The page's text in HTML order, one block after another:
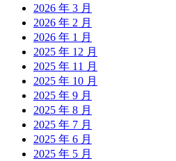
2026 年 3 月
2026 年 2 月
2026 年 1 月
2025 年 12 月
2025 年 11 月
2025 年 10 月
2025 年 9 月
2025 年 8 月
2025 年 7 月
2025 年 6 月
2025 年 5 月